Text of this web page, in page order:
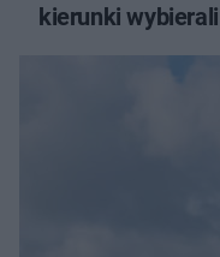
kierunki